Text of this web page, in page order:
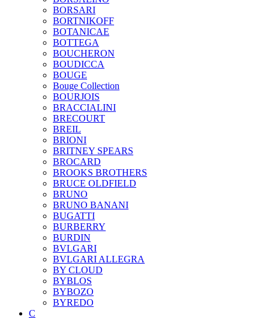
BORSARI
BORTNIKOFF
BOTANICAE
BOTTEGA
BOUCHERON
BOUDICCA
BOUGE
Bouge Collection
BOURJOIS
BRACCIALINI
BRECOURT
BREIL
BRIONI
BRITNEY SPEARS
BROCARD
BROOKS BROTHERS
BRUCE OLDFIELD
BRUNO
BRUNO BANANI
BUGATTI
BURBERRY
BURDIN
BVLGARI
BVLGARI ALLEGRA
BY CLOUD
BYBLOS
BYBOZO
BYREDO
C